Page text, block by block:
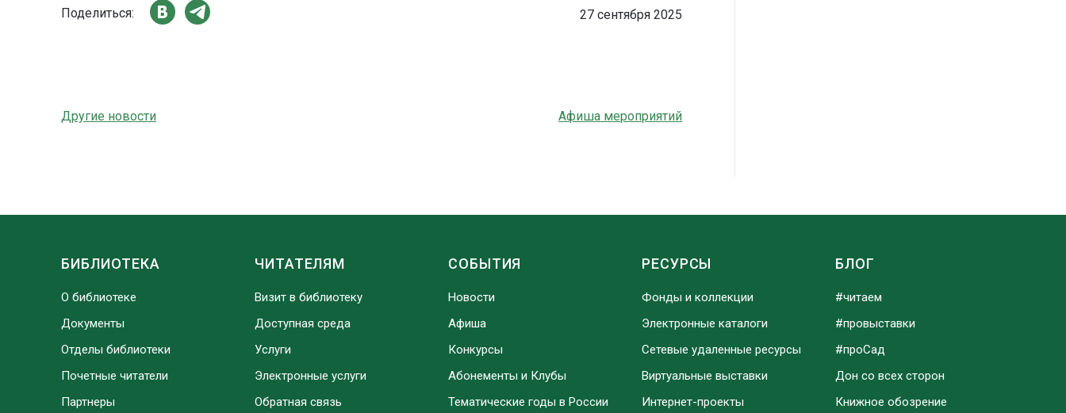
Поделиться: 27 сентября 2025
Другие новости Афиша мероприятий
БИБЛИОТЕКА
О библиотеке
Документы
Отделы библиотеки
Почетные читатели
Партнеры
ЧИТАТЕЛЯМ
Визит в библиотеку
Доступная среда
Услуги
Электронные услуги
Обратная связь
СОБЫТИЯ
Новости
Афиша
Конкурсы
Абонементы и Клубы
Тематические годы в России
РЕСУРСЫ
Фонды и коллекции
Электронные каталоги
Сетевые удаленные ресурсы
Виртуальные выставки
Интернет-проекты
БЛОГ
#читаем
#провыставки
#проСад
Дон со всех сторон
Книжное обозрение